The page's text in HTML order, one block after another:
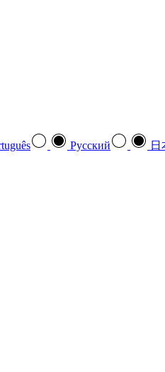
Pусский 日